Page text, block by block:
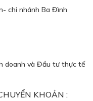
chi nhánh Ba Đình
doanh và Đầu tư thực tế
KHOẢN :